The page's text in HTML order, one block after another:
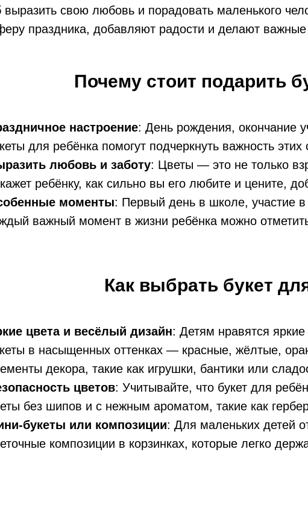
выразить свою любовь и порадовать маленького
праздника, добавляют радости и делают
Почему стоит подарить
настроение: День рождения, окончание
для ребёнка помогут подчеркнуть важность
любовь и заботу: Цветы — это не только
ребёнку, как сильно вы его любите и цените,
моменты: Первый день в школе, участие
важный момент в жизни ребёнка можно
Как выбрать букет
цвета и весёлый дизайн: Детям нравятся
в насыщенных оттенках — красные, жёлтые,
декора, такие как игрушки, бантики или
цветов: Учитывайте, что букет для
без шипов и с нежным ароматом, такие как
букеты или композиции: Для маленьких детей
композиции в корзинках, которые легко